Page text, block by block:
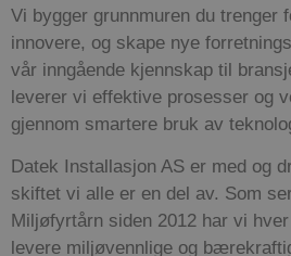
Vi bygger grunnmuren du trenger
innovere, og skape nye
vår inngående kjennskap til
leverer vi effektive prosesser og
gjennom smartere bruk av
Datek Installasjon AS er med og
skiftet vi alle er en del av. Som
Miljøfyrtårn siden 2012 har vi
levere miljøvennlige og